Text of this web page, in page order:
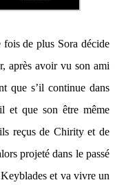
de plus Sora décide
après avoir vu son ami
que s’il continue dans
et que son être même
reçus de Chirity et de
projeté dans le passé
et va vivre un